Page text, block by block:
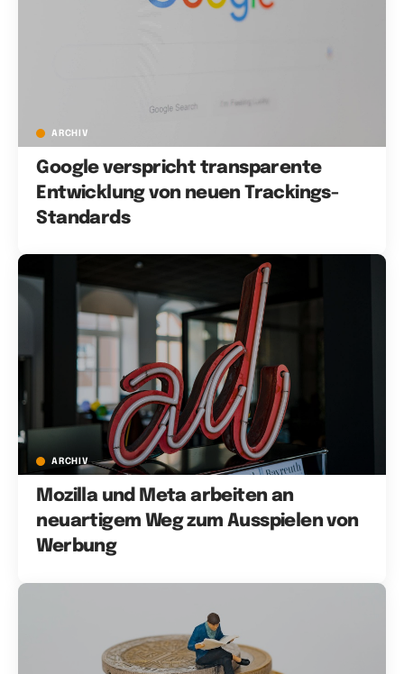
ARCHIV
Google verspricht transparente
Entwicklung von neuen Trackings-
Standards
ARCHIV
Mozilla und Meta arbeiten an
neuartigem Weg zum Ausspielen von
Werbung